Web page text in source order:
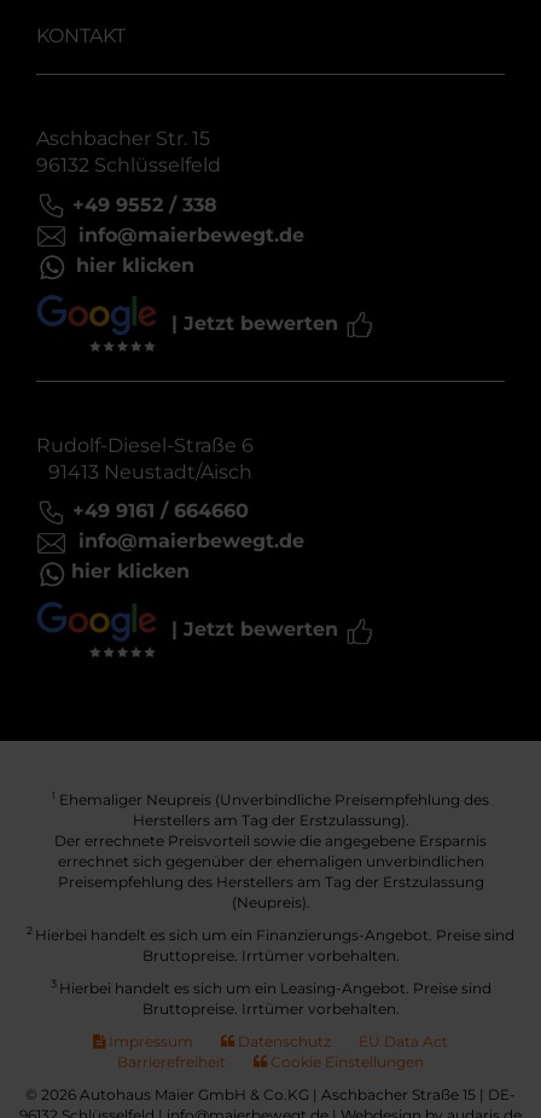
KONTAKT
Aschbacher Str. 15
96132 Schlüsselfeld
+49 9552 / 338
info@maierbewegt.de
hier klicken
| Jetzt bewerten
Rudolf-Diesel-Straße 6
91413 Neustadt/Aisch
+49 9161 / 664660
info@maierbewegt.de
hier klicken
| Jetzt bewerten
1
Ehemaliger Neupreis (Unverbindliche Preisempfehlung des
Herstellers am Tag der Erstzulassung).
Der errechnete Preisvorteil sowie die angegebene Ersparnis
errechnet sich gegenüber der ehemaligen unverbindlichen
Preisempfehlung des Herstellers am Tag der Erstzulassung
(Neupreis).
2 Hierbei handelt es sich um ein Finanzierungs-Angebot. Preise sind
Bruttopreise. Irrtümer vorbehalten.
3 Hierbei handelt es sich um ein Leasing-Angebot. Preise sind
Bruttopreise. Irrtümer vorbehalten.
Impressum
Datenschutz
EU Data Act
Barrierefreiheit
Cookie Einstellungen
© 2026 Autohaus Maier GmbH & Co.KG | Aschbacher Straße 15 | DE-